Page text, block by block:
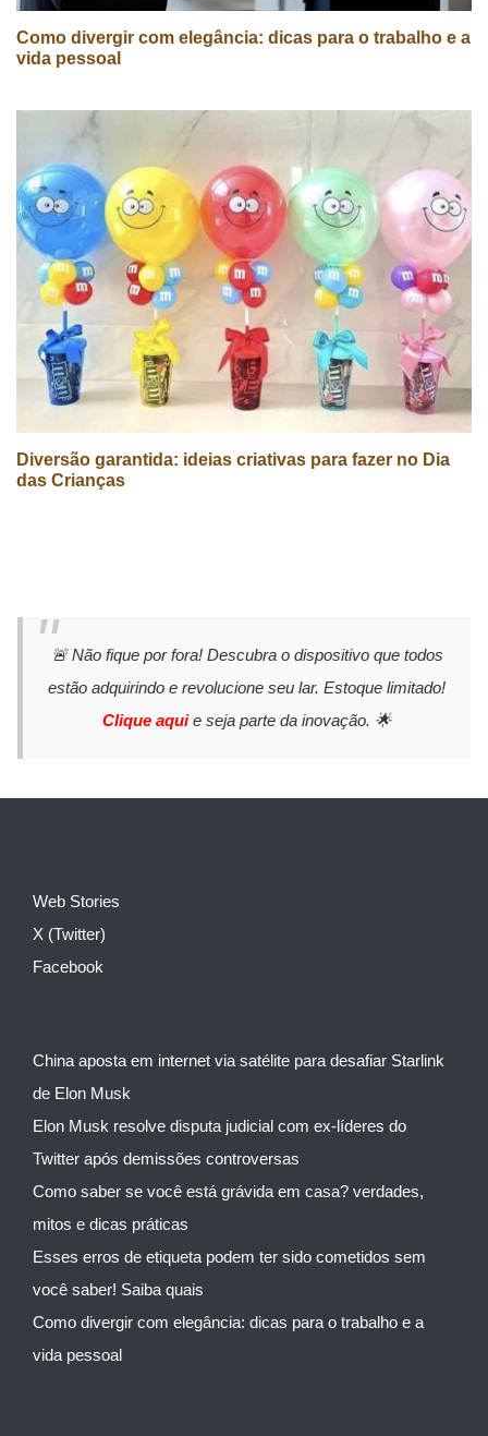
Como divergir com elegância: dicas para o trabalho e a
vida pessoal
Diversão garantida: ideias criativas para fazer no Dia
das Crianças
🚨 Não fique por fora! Descubra o dispositivo que todos
estão adquirindo e revolucione seu lar. Estoque limitado!
Clique aquie seja parte da inovação. 🌟
Web Stories
X (Twitter)
Facebook
China aposta em internet via satélite para desafiar Starlink
de Elon Musk
Elon Musk resolve disputa judicial com ex-líderes do
Twitter após demissões controversas
Como saber se você está grávida em casa? verdades,
mitos e dicas práticas
Esses erros de etiqueta podem ter sido cometidos sem
você saber! Saiba quais
Como divergir com elegância: dicas para o trabalho e a
vida pessoal